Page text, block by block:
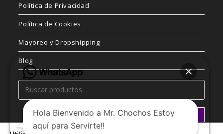
Política de Privacidad
Política de Cookies
Mayoreo y Dropshipping
Blog
BUSCAR
Hola Bienvenido a Mr. Chochos Estoy
aquí para Servirte!!